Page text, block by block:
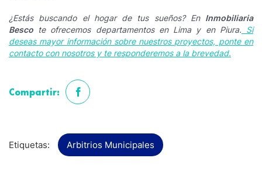
¿Estás buscando el hogar de tus sueños? En Inmobiliaria
Besco te ofrecemos departamentos en Lima y en Piura. Si
deseas mayor información sobre nuestros proyectos, ponte en
contacto con nosotros y te responderemos a la brevedad.
Compartir:
Etiquetas: Arbitrios Municipales